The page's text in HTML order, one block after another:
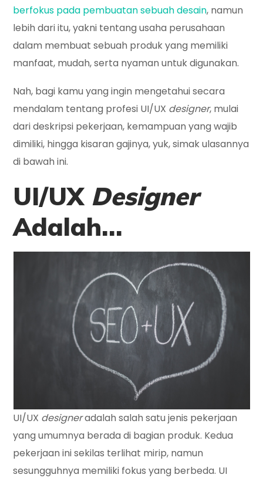
berfokus pada pembuatan sebuah desain, namun
lebih dari itu, yakni tentang usaha perusahaan
dalam membuat sebuah produk yang memiliki
manfaat, mudah, serta nyaman untuk digunakan.
Nah, bagi kamu yang ingin mengetahui secara
mendalam tentang profesi UI/UX designer, mulai
dari deskripsi pekerjaan, kemampuan yang wajib
dimiliki, hingga kisaran gajinya, yuk, simak ulasannya
di bawah ini.
UI/UXDesigner
Adalah…
UI/UX designeradalah salah satu jenis pekerjaan
yang umumnya berada di bagian produk. Kedua
pekerjaan ini sekilas terlihat mirip, namun
sesungguhnya memiliki fokus yang berbeda. UI